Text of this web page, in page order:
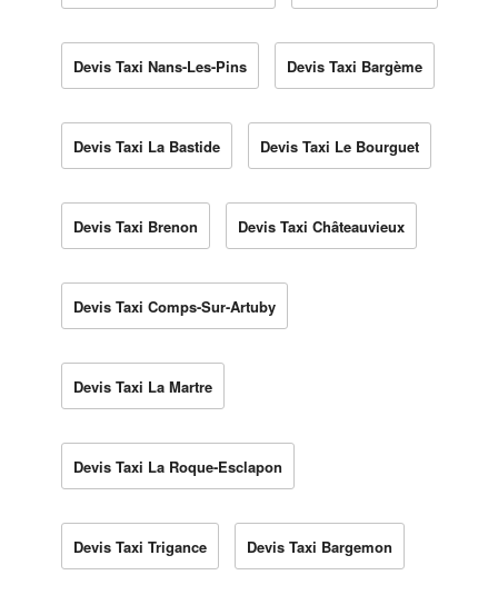
Devis Taxi Nans-Les-Pins Devis Taxi Bargème
Devis Taxi La Bastide Devis Taxi Le Bourguet
Devis Taxi Brenon Devis Taxi Châteauvieux
Devis Taxi Comps-Sur-Artuby
Devis Taxi La Martre
Devis Taxi La Roque-Esclapon
Devis Taxi Trigance Devis Taxi Bargemon